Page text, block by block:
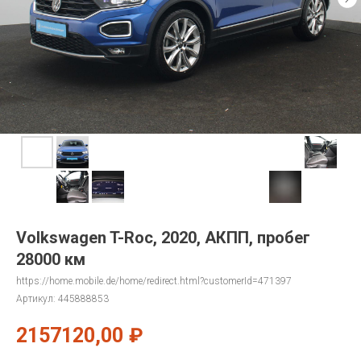
Volkswagen T-Roc, 2020, АКПП, пробег
28000 км
https://home.mobile.de/home/redirect.html?customerId=471397
Артикул: 445888853
2157120,00 ₽